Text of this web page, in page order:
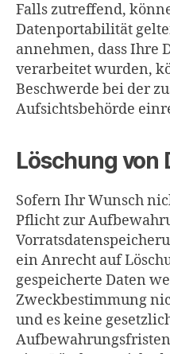
Falls zutreffend,
Datenportabilität
annehmen, dass Ihre
verarbeitet wurden,
Beschwerde bei der
Aufsichtsbehörde
Löschung von
Sofern Ihr Wunsch
Pflicht zur
ein Anrecht auf
gespeicherte Daten
Zweckbestimmung
und es keine